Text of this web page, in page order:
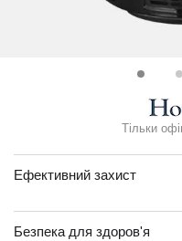
Тільки
Ефективний захист
Безпека для здоров'я